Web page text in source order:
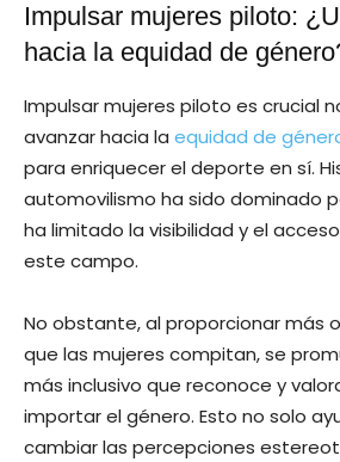
Impulsar mujeres piloto:
hacia la equidad de
Impulsar mujeres piloto es crucial
avanzar hacia la equidad de
para enriquecer el deporte en sí.
automovilismo ha sido dominado
ha limitado la visibilidad y el
este campo.
No obstante, al proporcionar más
que las mujeres compitan, se
más inclusivo que reconoce y
importar el género. Esto no solo
cambiar las percepciones